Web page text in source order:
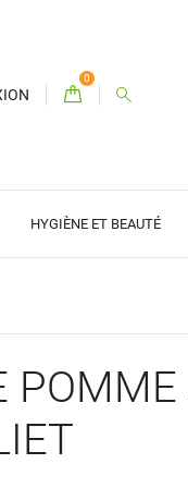
0
HYGIÈNE ET BEAUTÉ